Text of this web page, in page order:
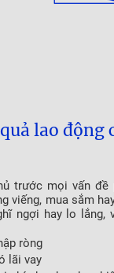
lao động
trước mọi vấn đề
viếng, mua sắm
ngợi hay lo lắng,
ròng
lãi vay